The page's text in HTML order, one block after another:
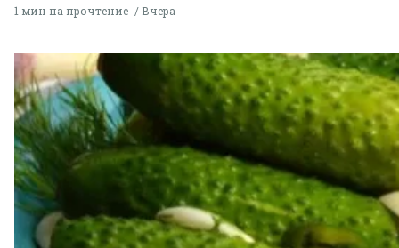
1 мин на прочтение Вчера